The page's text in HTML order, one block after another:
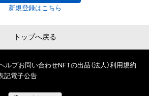
創作物の利用については、公序良俗や法令
kom__art.jp/
新規登録はこちら
トップへ戻る
ルプお問い合わせNFTの出品（法人）利用規約
記電子公告